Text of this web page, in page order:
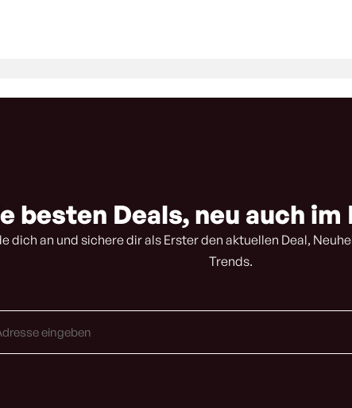
besten Deals, neu auch
dich an und sichere dir als Erster den aktuellen Deal,
Trends.